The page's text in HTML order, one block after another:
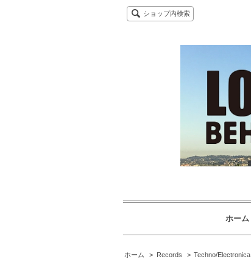
ショップ内検索
ホーム
ホーム > Records > Techno/Electronica